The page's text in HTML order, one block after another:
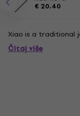
€ 20.40
Xiao is a traditional
Čitaj više